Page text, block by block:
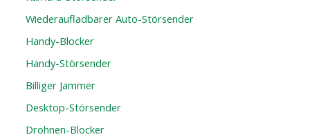
Wiederaufladbarer Auto-Störsender
Handy-Blocker
Handy-Störsender
Billiger Jammer
Desktop-Störsender
Drohnen-Blocker